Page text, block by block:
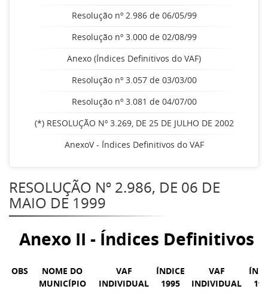
Resolução nº 2.986 de 06/05/99
Resolução nº 3.000 de 02/08/99
Anexo (Índices Definitivos do VAF)
Resolução nº 3.057 de 03/03/00
Resolução nº 3.081 de 04/07/00
(*) RESOLUÇÃO Nº 3.269, DE 25 DE JULHO DE 2002
AnexoV - Índices Definitivos do VAF
RESOLUÇÃO Nº 2.986, DE 06 DE
MAIO DE 1999
Anexo II - Índices Definitivos
OBS
NOME DO
MUNICÍPIO
VAF
INDIVIDUAL
ÍNDICE
1995
VAF
INDIVIDUAL